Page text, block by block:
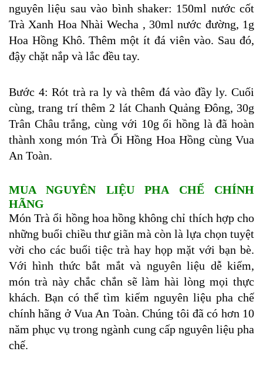
nguyên liệu sau vào bình shaker: 150ml nước cốt
Trà Xanh Hoa Nhài Wecha , 30ml nước đường, 1g
Hoa Hồng Khô. Thêm một ít đá viên vào. Sau đó,
đậy chặt nắp và lắc đều tay.
Bước 4: Rót trà ra ly và thêm đá vào đầy ly. Cuối
cùng, trang trí thêm 2 lát Chanh Quảng Đông, 30g
Trân Châu trắng, cùng với 10g ổi hồng là đã hoàn
thành xong món Trà Ổi Hồng Hoa Hồng cùng Vua
An Toàn.
MUA NGUYÊN LIỆU PHA CHẾ CHÍNH
HÃNG
Món Trà ổi hồng hoa hồng không chỉ thích hợp cho
những buổi chiều thư giãn mà còn là lựa chọn tuyệt
vời cho các buổi tiệc trà hay họp mặt với bạn bè.
Với hình thức bắt mắt và nguyên liệu dễ kiếm,
món trà này chắc chắn sẽ làm hài lòng mọi thực
khách. Bạn có thể tìm kiếm nguyên liệu pha chế
chính hãng ở Vua An Toàn. Chúng tôi đã có hơn 10
năm phục vụ trong ngành cung cấp nguyên liệu pha
chế.